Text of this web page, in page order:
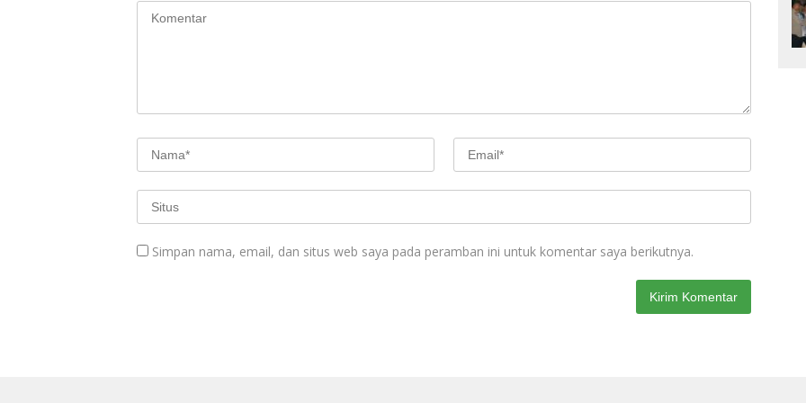
Simpan nama, email, dan situs web saya pada peramban ini untuk komentar saya berikutnya.